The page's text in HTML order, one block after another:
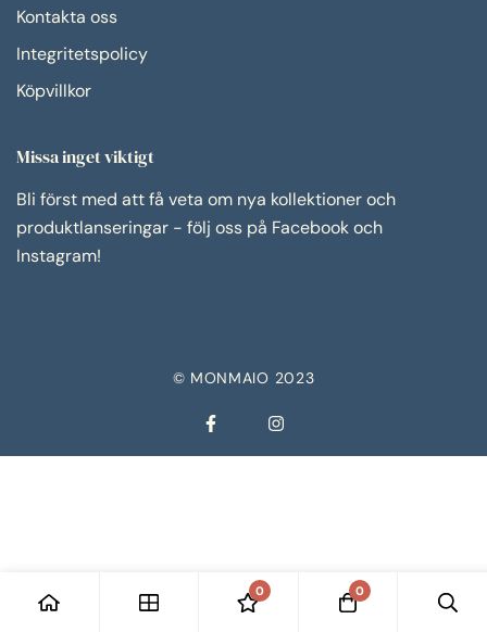
Kontakta oss
Integritetspolicy
Köpvillkor
Missa inget viktigt
Bli först med att få veta om nya kollektioner och
produktlanseringar - följ oss på Facebook och
Instagram!
© MONMAIO 2023
0 0